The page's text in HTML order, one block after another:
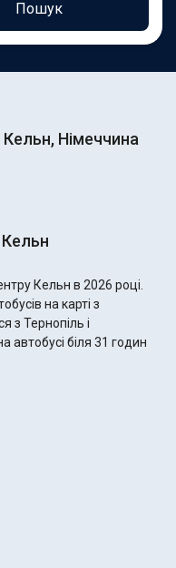
Пошук
Кельн, Німеччина
Кельн в 2026 році.
на карті з
з Тернопіль і
автобусі біля 31 годин